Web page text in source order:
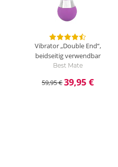
Vibrator „Double End“,
beidseitig verwendbar
Best Mate
59,95 €39,95 €